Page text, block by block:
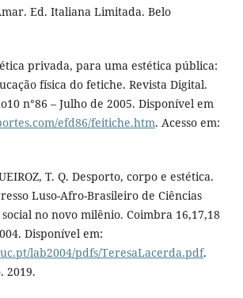
Amar. Ed. Italiana Limitada. Belo
privada, para uma estética pública:
física do fetiche. Revista Digital.
n°86 – Julho de 2005. Disponível em
efd86/feitiche.htm. Acesso em:
T. Q. Desporto, corpo e estética.
Luso-Afro-Brasileiro de Ciências
no novo milênio. Coimbra 16,17,18
Disponível em:
lab2004/pdfs/TeresaLacerda.pdf.
2019.